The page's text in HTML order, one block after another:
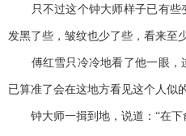
只不过这个钟大师样子已有些
发黑了些，皱纹也少了些，看来至
傅红雪只冷冷地看了他一眼，
已算准了会在这地方看见这个人似的
钟大师一揖到地，说道：“在下